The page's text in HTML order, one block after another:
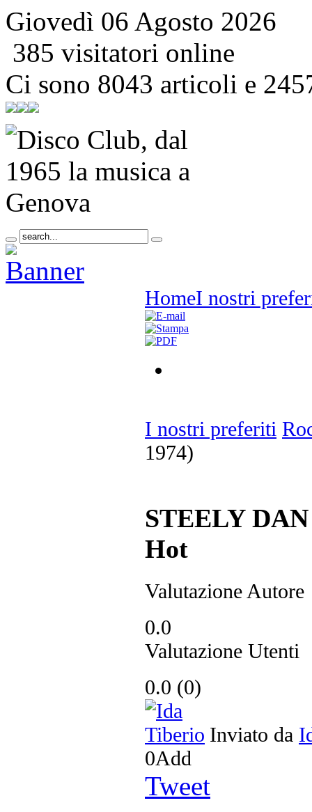
Giovedì 06 Agosto 2026
385 visitatori online
Ci sono 8043 articoli e
HomeI nostri
I nostri preferiti
1974)
STEELY
Hot
Valutazione Autore
0.0
Valutazione Utenti
0.0 (0)
Inviato da
0Add
Tweet